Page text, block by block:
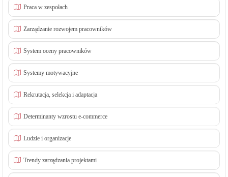
Praca w zespołach
Zarządzanie rozwojem pracowników
System oceny pracowników
Systemy motywacyjne
Rekrutacja, selekcja i adaptacja
Determinanty wzrostu e-commerce
Ludzie i organizacje
Trendy zarządzania projektami